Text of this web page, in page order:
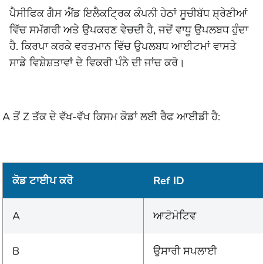
ਪੈਸੀਫਿਕ ਗੈਸ ਐਂਡ ਇਲੈਕਟ੍ਰਿਕ ਕੰਪਨੀ ਹੇਠਾਂ ਸੂਚੀਬੱਧ ਸ਼੍ਰੇਣੀਆਂ
ਵਿੱਚ ਸਮੱਗਰੀ ਅਤੇ ਉਪਕਰਣ ਵੇਚਦੀ ਹੈ, ਜਦੋਂ ਵਾਧੂ ਉਪਲਬਧ ਹੁੰਦਾ
ਹੈ. ਕਿਰਪਾ ਕਰਕੇ ਵਰਤਮਾਨ ਵਿੱਚ ਉਪਲਬਧ ਆਈਟਮਾਂ ਵਾਸਤੇ
ਸਾਡੇ ਵਿਸ਼ੇਸ਼ਤਾਵਾਂ ਦੇ ਵਿਕਰੀ ਪੰਨੇ ਦੀ ਜਾਂਚ ਕਰੋ।
A ਤੋਂ Z ਤੱਕ ਦੇ ਵੱਖ-ਵੱਖ ਕਿਸਮ ਕੋਡਾਂ ਲਈ ਰੈਫ ਆਈਡੀ ਹੈ:
ਕੋਡ ਟਾਈਪ ਕਰੋ Ref ID
A ਆਟੋਮੋਟਿਵ
B ਉਸਾਰੀ ਸਪਲਾਈ